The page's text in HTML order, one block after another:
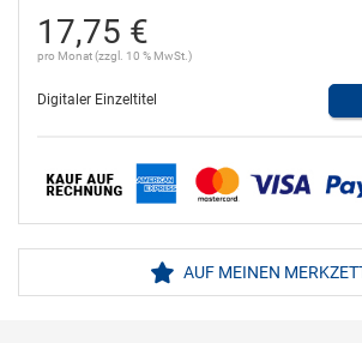
17,75 €
pro Monat (zzgl. 10 % MwSt.)
Digitaler Einzeltitel
AUF MEINEN